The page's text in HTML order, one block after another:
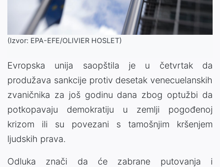
(Izvor: EPA-EFE/OLIVIER HOSLET)
Evropska unija saopštila je u četvrtak da
produžava sankcije protiv desetak venecuelanskih
zvaničnika za još godinu dana zbog optužbi da
potkopavaju demokratiju u zemlji pogođenoj
krizom ili su povezani s tamošnjim kršenjem
ljudskih prava.
Odluka znači da će zabrane putovanja i